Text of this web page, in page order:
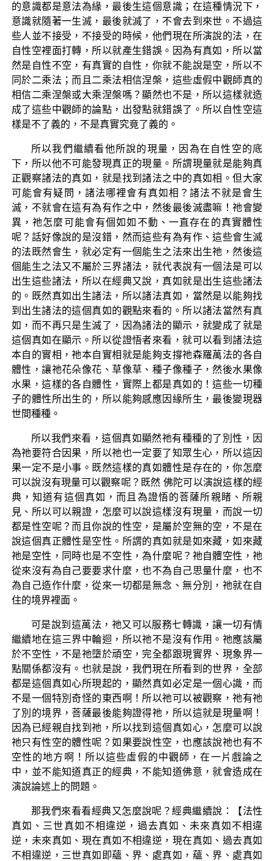
的意識都是意法為緣，最後生這個意識；在這種情況下，
意識就隨著一生滅，最後就滅了，不會去到來世。不過這
些人並不接受，不接受的時候，他們現在所演說的法，在
自性空裡面打轉，所以就產生錯誤。因為有真如，所以當
然是自性不空，有真實的自性，你就不能說是空，所以不
同於二乘法；而且二乘法相信涅槃，這些虛假中觀師真的
相信二乘涅槃或大乘涅槃嗎？顯然也不是，所以這樣就造
成了這些中觀師的論點，出發點就錯誤了。所以自性空這
樣是不了義的，不是真實究竟了義的。
所以我們繼續看他所說的現量，因為在自性空的底
下，所以他不可能發現真正的現量。所謂現量就是能夠真
正觀察諸法的真如，就是找到諸法之中的真如相。但大家
可能會有疑問，諸法哪裡會有真如相？諸法不就是會生
滅，不就會在這有為有作之中，然後最後滅盡嘛！祂會變
異，祂怎麼可能會有個如如不動、一直存在的真實體性
呢？話好像說的是沒錯，然而這些有為有作、這些會生滅
的法既然會生，就必定有一個能生之法來出生祂，然後這
個能生之法又不屬於三界諸法，就代表說有一個法是可以
出生這些諸法，所以在經典又說，真如就是出生這些諸法
的。既然真如出生諸法，所以諸法真如，當然是以能夠找
到出生諸法的這個真如的觀點來看的。所以諸法當然有真
如，而不再只是生滅了，因為諸法的顯示，就變成了就是
這個真如在顯示。所以從證悟者來看，就可以看到諸法這
本自的實相，祂本自實相就是能夠支撐祂森羅萬法的各自
體性，讓祂花朵像花、草像草、種子像種子，然後水果像
水果，這樣的各自體性，實際上都是真如的！這些一切種
子的體性所出生的，所以能夠感應因緣所生，最後變現器
世間種種。
所以我們來看，這個真如顯然祂有種種的了別性，因
為祂要符合因果，所以祂也一定要了知眾生心，所以這因
果一定不是小事。既然這樣的真如體性是存在的，你怎麼
可以說沒有現量可以觀察呢？既然 佛陀可以演說這樣的經
典，知道有這個真如，而且為證悟的菩薩所親睹、所親
見、所以可以親證，怎麼可以說這樣沒有現量，而說一切
都是性空呢？而且你說的性空，是屬於空無的空，不是在
說這個真正體性是空性。所謂的真如就是如來藏，如來藏
祂是空性，同時也是不空性，為什麼呢？祂自體空性，祂
從來沒有為自己要要求什麼，也不為自己思量什麼，也不
為自己造作什麼，從來一切都是無念、無分別，祂就在自
住的境界裡面。
可是說到這萬法，祂又可以服務七轉識，讓一切有情
繼續地在這三界中輪迴，所以祂不是沒有作用。祂應該屬
於不空性，不是祂墮於頑空，完全都跟現實界、現象界一
點關係都沒有。也就是說，我們現在所看到的世界，全部
都是這個真如心所現起的，顯然真如必定是一個心識，而
不是一個特別奇怪的東西啊！所以祂可以被觀察，祂有祂
了別的境界，菩薩最後能夠證得祂，所以這就是現量啊！
因為已經親自找到祂，所以找到這個真如心，怎麼可以說
祂只有性空的體性呢？如果要說性空，也應該說祂也有不
空性的地方啊！所以這些虛假的中觀師，在一片戲論之
中，並不能知道真正的經典，不能知道佛意，就會造成在
演說論述上的問題。
那我們來看看經典又怎麼說呢？經典繼續說：【法性
真如、三世真如不相違逆，過去真如、未來真如不相違
逆，未來真如、現在真如不相違逆，現在真如、過去真如
不相違逆，三世真如即蘊、界、處真如，蘊、界、處真如